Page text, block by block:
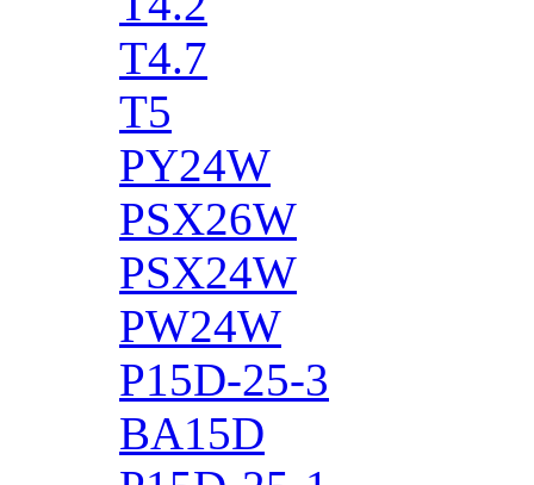
T4.7
T5
PY24W
PSX26W
PSX24W
PW24W
P15D-25-3
BA15D